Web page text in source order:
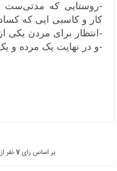
-روستایی که مدتی‌ست
کار و کاسبی ایی که
-انتظار برای مردن یکی
-و در نهایت یک مرده و
بر اساس رای7 نفر